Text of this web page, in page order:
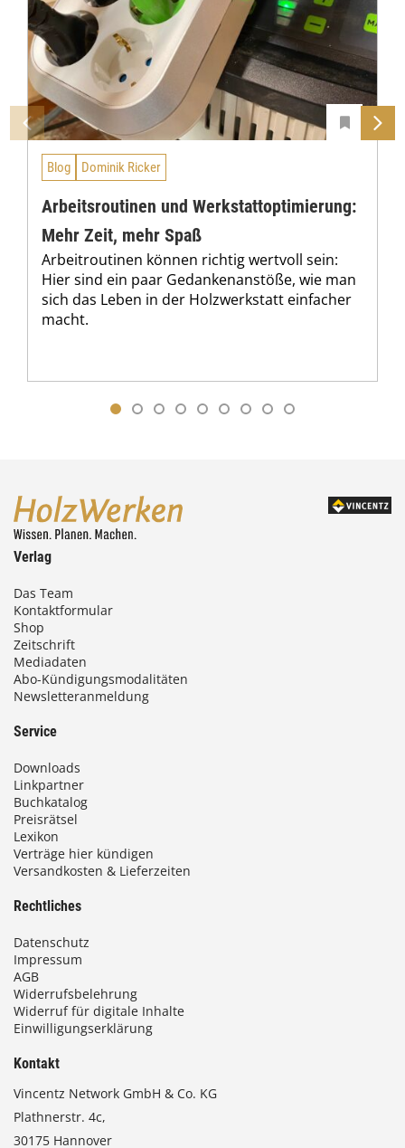
Blog Dominik Ricker
Arbeitsroutinen und Werkstattoptimierung:
Mehr Zeit, mehr Spaß
Arbeitroutinen können richtig wertvoll sein:
Hier sind ein paar Gedankenanstöße, wie man
sich das Leben in der Holzwerkstatt einfacher
macht.
Verlag
Das Team
Kontaktformular
Shop
Zeitschrift
Mediadaten
Abo-Kündigungsmodalitäten
Newsletteranmeldung
Service
Downloads
Linkpartner
Buchkatalog
Preisrätsel
Lexikon
Verträge hier kündigen
Versandkosten & Lieferzeiten
Rechtliches
Datenschutz
Impressum
AGB
Widerrufsbelehrung
Widerruf für digitale Inhalte
Einwilligungserklärung
Kontakt
Vincentz Network GmbH & Co. KG
Plathnerstr. 4c,
30175 Hannover